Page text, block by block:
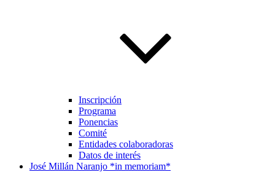
Inscripción
Programa
Ponencias
Comité
Entidades colaboradoras
Datos de interés
José Millán Naranjo *in memoriam*